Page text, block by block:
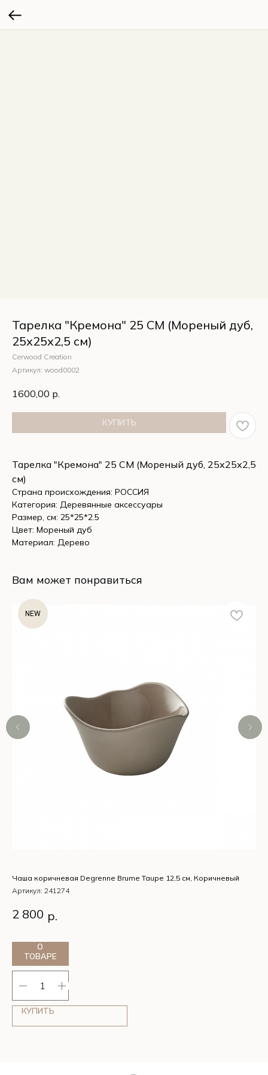
Тарелка "Кремона" 25 СМ (Мореный дуб,
25х25х2,5 см)
Cerwood Creation
Артикул: wood0002
1600,00 р.
КУПИТЬ
Тарелка "Кремона" 25 СМ (Мореный дуб, 25х25х2,5
см)
Страна происхождения: РОССИЯ
Категория: Деревянные аксессуары
Размер, см: 25*25*2.5
Цвет: Мореный дуб
Материал: Дерево
Вам может понравиться
NEW
Чаша коричневая Degrenne Brume Taupe 12,5 см, Коричневый
Артикул: 241274
Чаша коричневая Degrenne Brume Taupe 12,5 см,
Коричневый
2 800 р.
О
ТОВАРЕ
КУПИТЬ